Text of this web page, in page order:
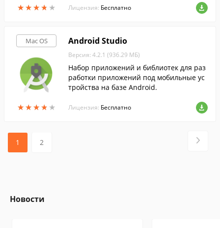
★★★★ ★
★★★★ ★ Лицензия: Бесплатно
Mac OS
★★★★ ★
★★★★ ★
Android Studio
Версия: 4.2.1 (936.29 МБ)
Набор приложений и библиотек для раз
работки приложений под мобильные ус
тройства на базе Android.
Лицензия: Бесплатно
1 2
Новости